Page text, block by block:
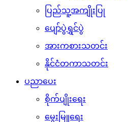
ပြည်သူ့အကျိုးပြု
ပျော်ပွဲရွှင်ပွဲ
အားကစားသတင်း
နိုင်ငံတကာသတင်း
ပညာပေး
စိုက်ပျိုးရေး
မွေးမြူရေး